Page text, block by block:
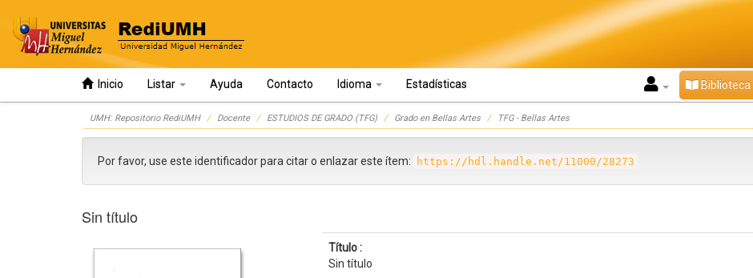
Inicio Listar Ayuda Contacto Idioma Estadísticas Biblioteca
UMH: Repositorio RediUMH Docente ESTUDIOS DE GRADO (TFG) Grado en Bellas Artes TFG - Bellas Artes
Por favor, use este identificador para citar o enlazar este ítem: https://hdl.handle.net/11000/28273
Sin título
Título :
Sin título